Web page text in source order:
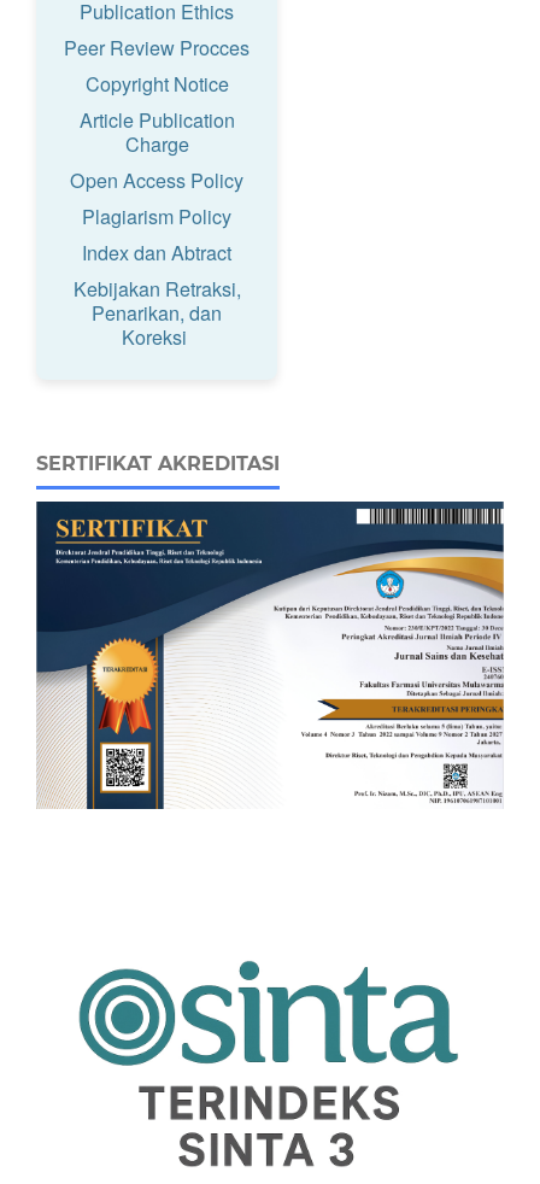
Publication Ethics
Peer Review Procces
Copyright Notice
Article Publication
Charge
Open Access Policy
Plagiarism Policy
Index dan Abtract
Kebijakan Retraksi,
Penarikan, dan
Koreksi
SERTIFIKAT AKREDITASI